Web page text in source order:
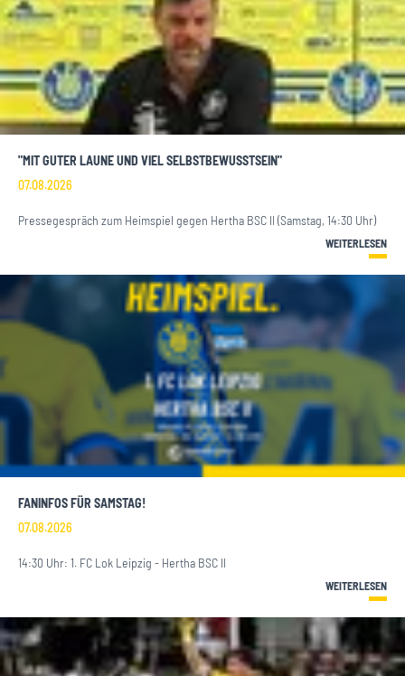
"MIT GUTER LAUNE UND VIEL SELBSTBEWUSSTSEIN"
07.08.2026
Pressegespräch zum Heimspiel gegen Hertha BSC II (Samstag, 14:30 Uhr)
WEITERLESEN
FANINFOS FÜR SAMSTAG!
07.08.2026
14:30 Uhr: 1. FC Lok Leipzig - Hertha BSC II
WEITERLESEN